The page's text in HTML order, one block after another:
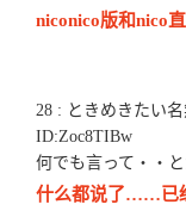
niconico版和nico
28 : ときめきたい
ID:Zoc8TIBw
何でも言って・・
什么都说了……已